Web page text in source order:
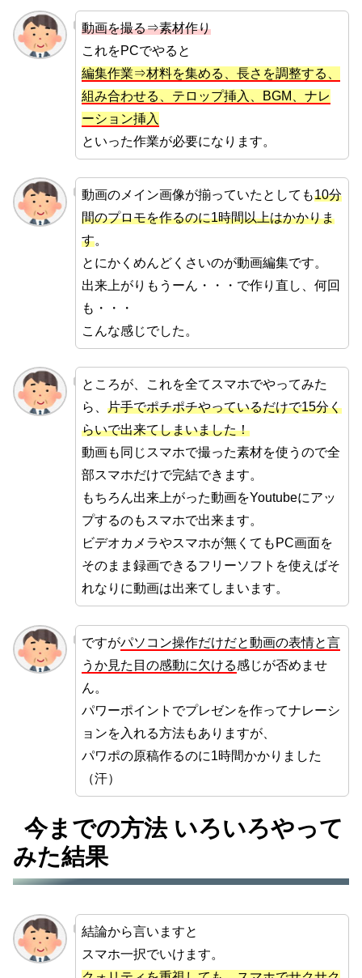
動画を撮る⇒素材作り
これをPCでやると
編集作業⇒材料を集める、長さを調整する、
組み合わせる、テロップ挿入、BGM、ナレ
ーション挿入
といった作業が必要になります。
動画のメイン画像が揃っていたとしても10分
間のプロモを作るのに1時間以上はかかりま
す。
とにかくめんどくさいのが動画編集です。
出来上がりもうーん・・・で作り直し、何回
も・・・
こんな感じでした。
ところが、これを全てスマホでやってみた
ら、 片手でポチポチやっているだけで15分く
らいで出来てしまいました！
動画も同じスマホで撮った素材を使うので全
部スマホだけで完結できます。
もちろん出来上がった動画をYoutubeにアッ
プするのもスマホで出来ます。
ビデオカメラやスマホが無くてもPC画面を
そのまま録画できるフリーソフトを使えばそ
れなりに動画は出来てしまいます。
ですがパソコン操作だけだと動画の表情と言
うか見た目の感動に欠ける感じが否めませ
ん。
パワーポイントでプレゼンを作ってナレーシ
ョンを入れる方法もありますが、
パワポの原稿作るのに1時間かかりました
（汗）
今までの方法 いろいろやって
みた結果
結論から言いますと
スマホ一択でいけます。